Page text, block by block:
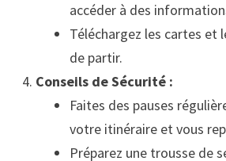
accéder à des
Téléchargez les cartes et
de partir.
Conseils de Sécurité :
Faites des pauses
votre itinéraire et vous
Préparez une trousse de